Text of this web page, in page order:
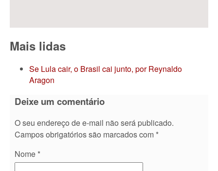
Mais lidas
Se Lula cair, o Brasil cai junto, por Reynaldo
Aragon
Deixe um comentário
O seu endereço de e-mail não será publicado.
Campos obrigatórios são marcados com *
Nome *